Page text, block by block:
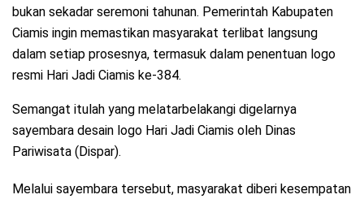
bukan sekadar seremoni tahunan. Pemerintah Kabupaten
Ciamis ingin memastikan masyarakat terlibat langsung
dalam setiap prosesnya, termasuk dalam penentuan logo
resmi Hari Jadi Ciamis ke-384.
Semangat itulah yang melatarbelakangi digelarnya
sayembara desain logo Hari Jadi Ciamis oleh Dinas
Pariwisata (Dispar).
Melalui sayembara tersebut, masyarakat diberi kesempatan